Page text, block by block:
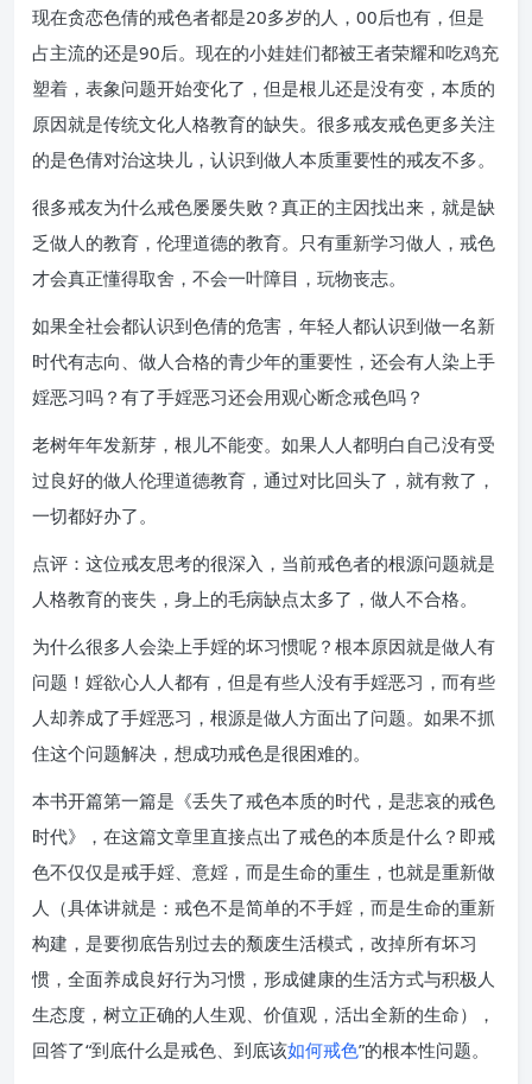
现在贪恋色倩的戒色者都是20多岁的人，00后也有，但是
占主流的还是90后。现在的小娃娃们都被王者荣耀和吃鸡充
塑着，表象问题开始变化了，但是根儿还是没有变，本质的
原因就是传统文化人格教育的缺失。很多戒友戒色更多关注
的是色倩对治这块儿，认识到做人本质重要性的戒友不多。
很多戒友为什么戒色屡屡失败？真正的主因找出来，就是缺
乏做人的教育，伦理道德的教育。只有重新学习做人，戒色
才会真正懂得取舍，不会一叶障目，玩物丧志。
如果全社会都认识到色倩的危害，年轻人都认识到做一名新
时代有志向、做人合格的青少年的重要性，还会有人染上手
婬恶习吗？有了手婬恶习还会用观心断念戒色吗？
老树年年发新芽，根儿不能变。如果人人都明白自己没有受
过良好的做人伦理道德教育，通过对比回头了，就有救了，
一切都好办了。
点评：这位戒友思考的很深入，当前戒色者的根源问题就是
人格教育的丧失，身上的毛病缺点太多了，做人不合格。
为什么很多人会染上手婬的坏习惯呢？根本原因就是做人有
问题！婬欲心人人都有，但是有些人没有手婬恶习，而有些
人却养成了手婬恶习，根源是做人方面出了问题。如果不抓
住这个问题解决，想成功戒色是很困难的。
本书开篇第一篇是《丢失了戒色本质的时代，是悲哀的戒色
时代》，在这篇文章里直接点出了戒色的本质是什么？即戒
色不仅仅是戒手婬、意婬，而是生命的重生，也就是重新做
人（具体讲就是：戒色不是简单的不手婬，而是生命的重新
构建，是要彻底告别过去的颓废生活模式，改掉所有坏习
惯，全面养成良好行为习惯，形成健康的生活方式与积极人
生态度，树立正确的人生观、价值观，活出全新的生命），
回答了“到底什么是戒色、到底该如何戒色”的根本性问题。